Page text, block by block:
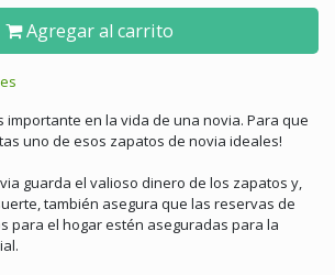
Agregar al carrito
importante en la vida de una novia. Para que
uno de esos zapatos de novia ideales!
guarda el valioso dinero de los zapatos y,
también asegura que las reservas de
para el hogar estén aseguradas para la